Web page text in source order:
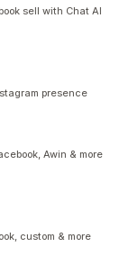
sell with Chat AI
presence
Awin & more
custom & more